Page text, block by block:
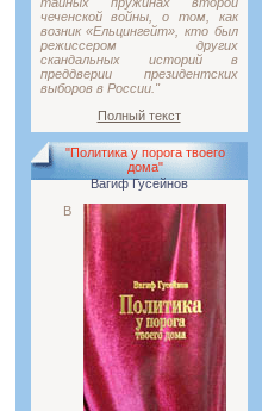
чеченской войны, о том, как
возник «Ельцингейт», кто был
режиссером других
скандальных историй в
преддверии президентских
выборов в России."
Полный текст
"Политика у порога твоего
дома"
Вагиф Гусейнов
В